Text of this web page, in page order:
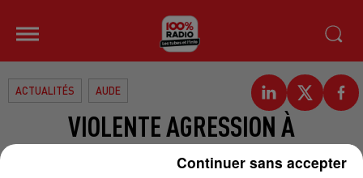
ACTUALITÉS AUDE
VIOLENTE AGRESSION À
CARCASSONNE
Continuer sans accepter